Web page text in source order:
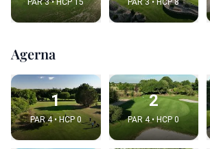
PAR 3 • HCP 15 PAR 3 • HCP 8
Agerna
1
PAR 4 • HCP 0
2
PAR 4 • HCP 0